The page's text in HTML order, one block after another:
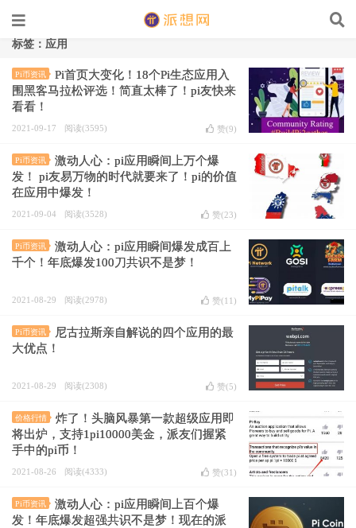
标签：应用
Pi币资讯
Pi首页大变化！18个Pi生态应用入
围黑客马拉松评选！简直太棒了！pi友快来
看看！
2021-09-17 阅读(3595) 赞(9)
Pi币资讯
激动人心：pi应用瞬间上万个爆
发！ pi友易万物的时代就要来了！pi的价值
在应用中爆发！
2021-09-04 阅读(3528) 赞(23)
Pi币资讯
激动人心：pi应用瞬间爆发成百上
千个！年底爆发100刀共识不是梦！
2021-08-29 阅读(2978) 赞(11 )
Pi币资讯
尼古拉斯亲自解说的四个应用的最
大优点！
2021-08-29 阅读(2308) 赞(5)
价格行情
炸了！头脑风暴第一款超级应用即
将出炉，支持1pi10000美金，派友们握紧
手中的pi币！
2021-08-26 阅读(4333) 赞(31 )
Pi币资讯
激动人心：pi应用瞬间上百个爆
发！年底爆发超强共识不是梦！现在的派